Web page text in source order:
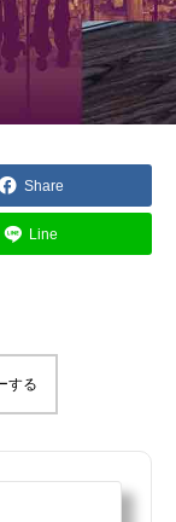
Share
Line
する